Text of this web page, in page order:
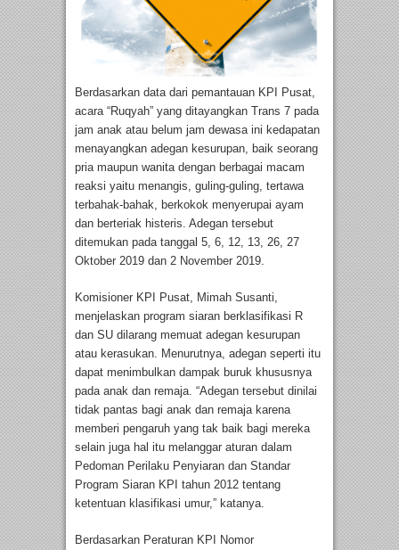
Berdasarkan data dari pemantauan KPI Pusat,
acara “Ruqyah” yang ditayangkan Trans 7 pada
jam anak atau belum jam dewasa ini kedapatan
menayangkan adegan kesurupan, baik seorang
pria maupun wanita dengan berbagai macam
reaksi yaitu menangis, guling-guling, tertawa
terbahak-bahak, berkokok menyerupai ayam
dan berteriak histeris. Adegan tersebut
ditemukan pada tanggal 5, 6, 12, 13, 26, 27
Oktober 2019 dan 2 November 2019.
Komisioner KPI Pusat, Mimah Susanti,
menjelaskan program siaran berklasifikasi R
dan SU dilarang memuat adegan kesurupan
atau kerasukan. Menurutnya, adegan seperti itu
dapat menimbulkan dampak buruk khususnya
pada anak dan remaja. “Adegan tersebut dinilai
tidak pantas bagi anak dan remaja karena
memberi pengaruh yang tak baik bagi mereka
selain juga hal itu melanggar aturan dalam
Pedoman Perilaku Penyiaran dan Standar
Program Siaran KPI tahun 2012 tentang
ketentuan klasifikasi umur,” katanya.
Berdasarkan Peraturan KPI Nomor